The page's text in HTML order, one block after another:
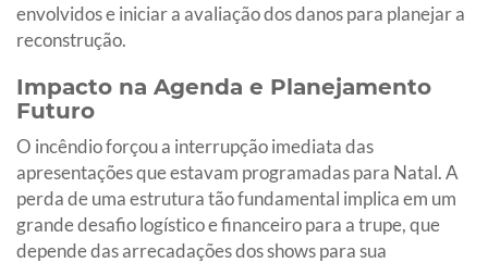
envolvidos e iniciar a avaliação dos danos para planejar a
reconstrução.
Impacto na Agenda e Planejamento
Futuro
O incêndio forçou a interrupção imediata das
apresentações que estavam programadas para Natal. A
perda de uma estrutura tão fundamental implica em um
grande desafio logístico e financeiro para a trupe, que
depende das arrecadações dos shows para sua